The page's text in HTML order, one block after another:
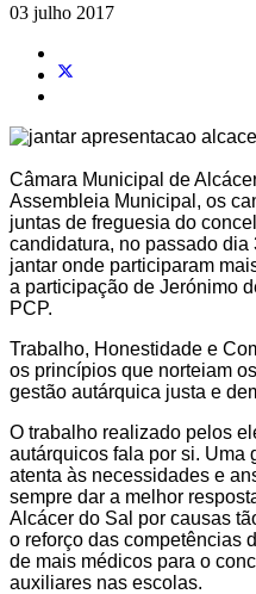
03 julho 2017
Câmara Municipal de
Assembleia Municipal, os
juntas de freguesia do
candidatura, no passado
jantar onde participaram
a participação de Jerónimo
PCP.
Trabalho, Honestidade e
os princípios que norteiam
gestão autárquica justa e
O trabalho realizado pelos
autárquicos fala por si. Uma
atenta às necessidades e
sempre dar a melhor
Alcácer do Sal por causas
o reforço das competências
de mais médicos para o
auxiliares nas escolas.